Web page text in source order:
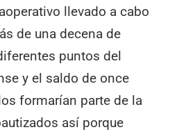
llevado a cabo
de una decena de
puntos del
y el saldo de once
formarían parte de la
así porque